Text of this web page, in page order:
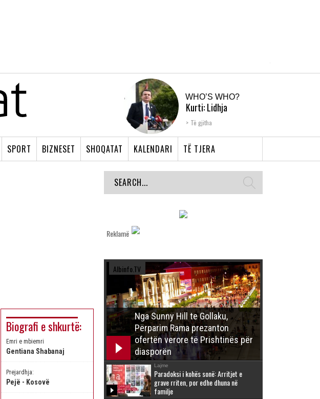
WHO’S WHO?
Kurti: Lidhja
Shqiptare e Prizrenit,
Të gjitha
SPORT BIZNESET SHOQATAT KALENDARI TË TJERA
Biografi e shkurtë:
Emri e mbiemri
Gentiana Shabanaj
Prejardhja:
Pejë - Kosovë
Reklamë
Albinfo.TV
Nga Sunny Hill te Gollaku,
Përparim Rama prezanton
ofertën verore të Prishtinës për
diasporën
Lajme
Paradoksi i kohës sonë: Arritjet e
grave rriten, por edhe dhuna në
familje